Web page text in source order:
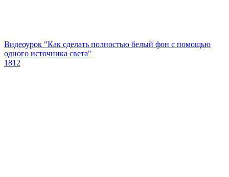
Видеоурок "Как сделать полностью белый фон с помощью
одного источника света"
1812